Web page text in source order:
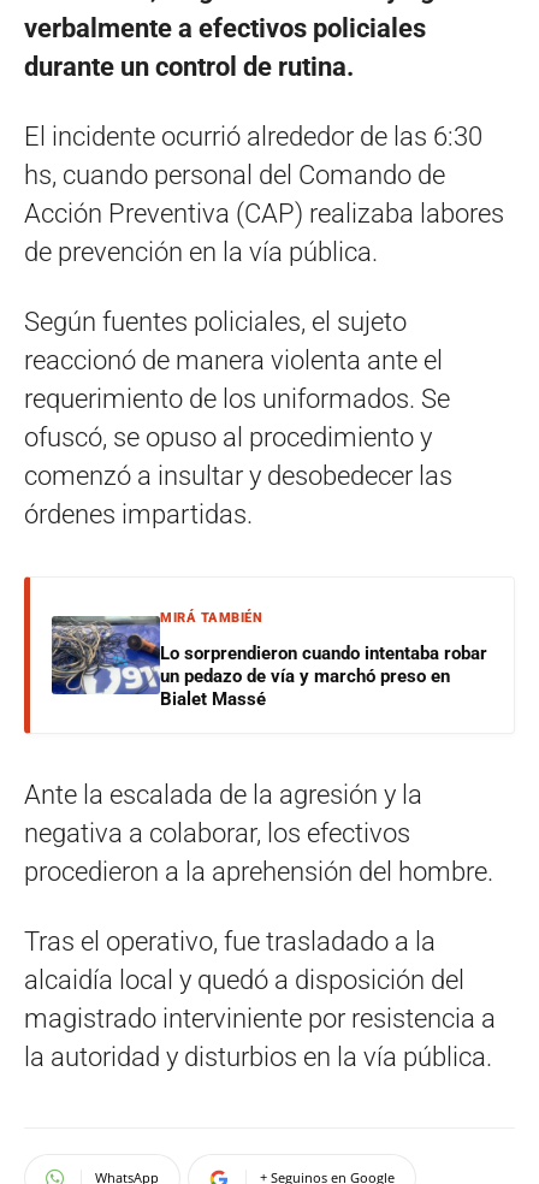
verbalmente a efectivos policiales
durante un control de rutina.
El incidente ocurrió alrededor de las 6:30
hs, cuando personal del Comando de
Acción Preventiva (CAP) realizaba labores
de prevención en la vía pública.
Según fuentes policiales, el sujeto
reaccionó de manera violenta ante el
requerimiento de los uniformados. Se
ofuscó, se opuso al procedimiento y
comenzó a insultar y desobedecer las
órdenes impartidas.
MIRÁ TAMBIÉN
Lo sorprendieron cuando intentaba robar
un pedazo de vía y marchó preso en
Bialet Massé
Ante la escalada de la agresión y la
negativa a colaborar, los efectivos
procedieron a la aprehensión del hombre.
Tras el operativo, fue trasladado a la
alcaidía local y quedó a disposición del
magistrado interviniente por resistencia a
la autoridad y disturbios en la vía pública.
WhatsApp + Seguinos en Google